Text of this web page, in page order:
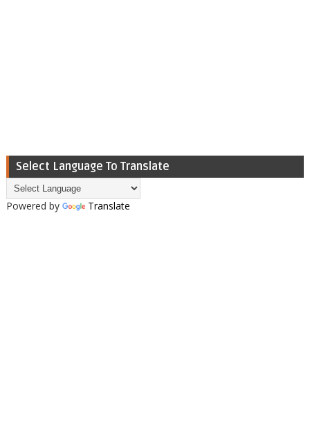
Select Language To Translate
Powered by Translate